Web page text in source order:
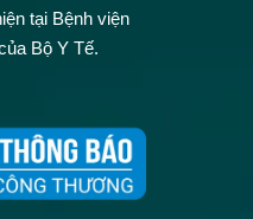
tại Bệnh viện
Bộ Y Tế.